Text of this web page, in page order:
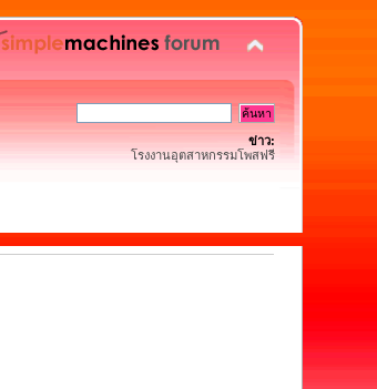
ข่าว:
โรงงานอุตสาหกรรมโพสฟรี